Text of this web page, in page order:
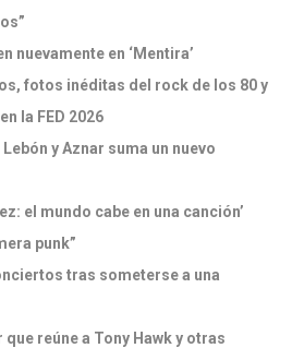
nuevamente en ‘Mentira’
fotos inéditas del rock de los 80 y
la FED 2026
y Aznar suma un nuevo
el mundo cabe en una canción’
punk”
tras someterse a una
que reúne a Tony Hawk y otras